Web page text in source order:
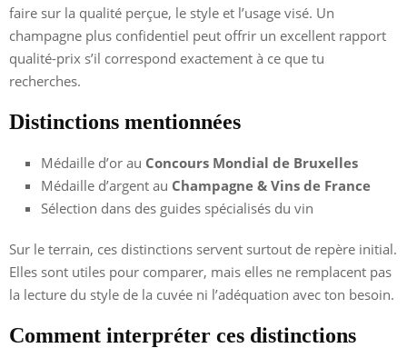
faire sur la qualité perçue, le style et l’usage visé. Un
champagne plus confidentiel peut offrir un excellent rapport
qualité-prix s’il correspond exactement à ce que tu
recherches.
Distinctions mentionnées
Médaille d’or au Concours Mondial de Bruxelles
Médaille d’argent au Champagne & Vins de France
Sélection dans des guides spécialisés du vin
Sur le terrain, ces distinctions servent surtout de repère initial.
Elles sont utiles pour comparer, mais elles ne remplacent pas
la lecture du style de la cuvée ni l’adéquation avec ton besoin.
Comment interpréter ces distinctions